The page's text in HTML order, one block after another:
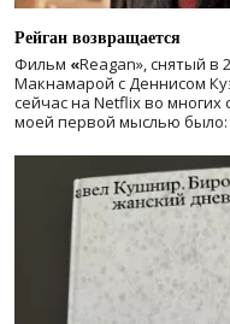
Рейган возвращается
Фильм «Reagan», снятый в
Макнамарой с Деннисом
сейчас на Netflix во многих
моей первой мыслью было: